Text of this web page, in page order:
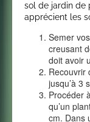
sol de jardin de
apprécient les
Semer
creusant
doit avoir
Recouvrir
jusqu’à 3
Procéder
qu’un
cm. Dans